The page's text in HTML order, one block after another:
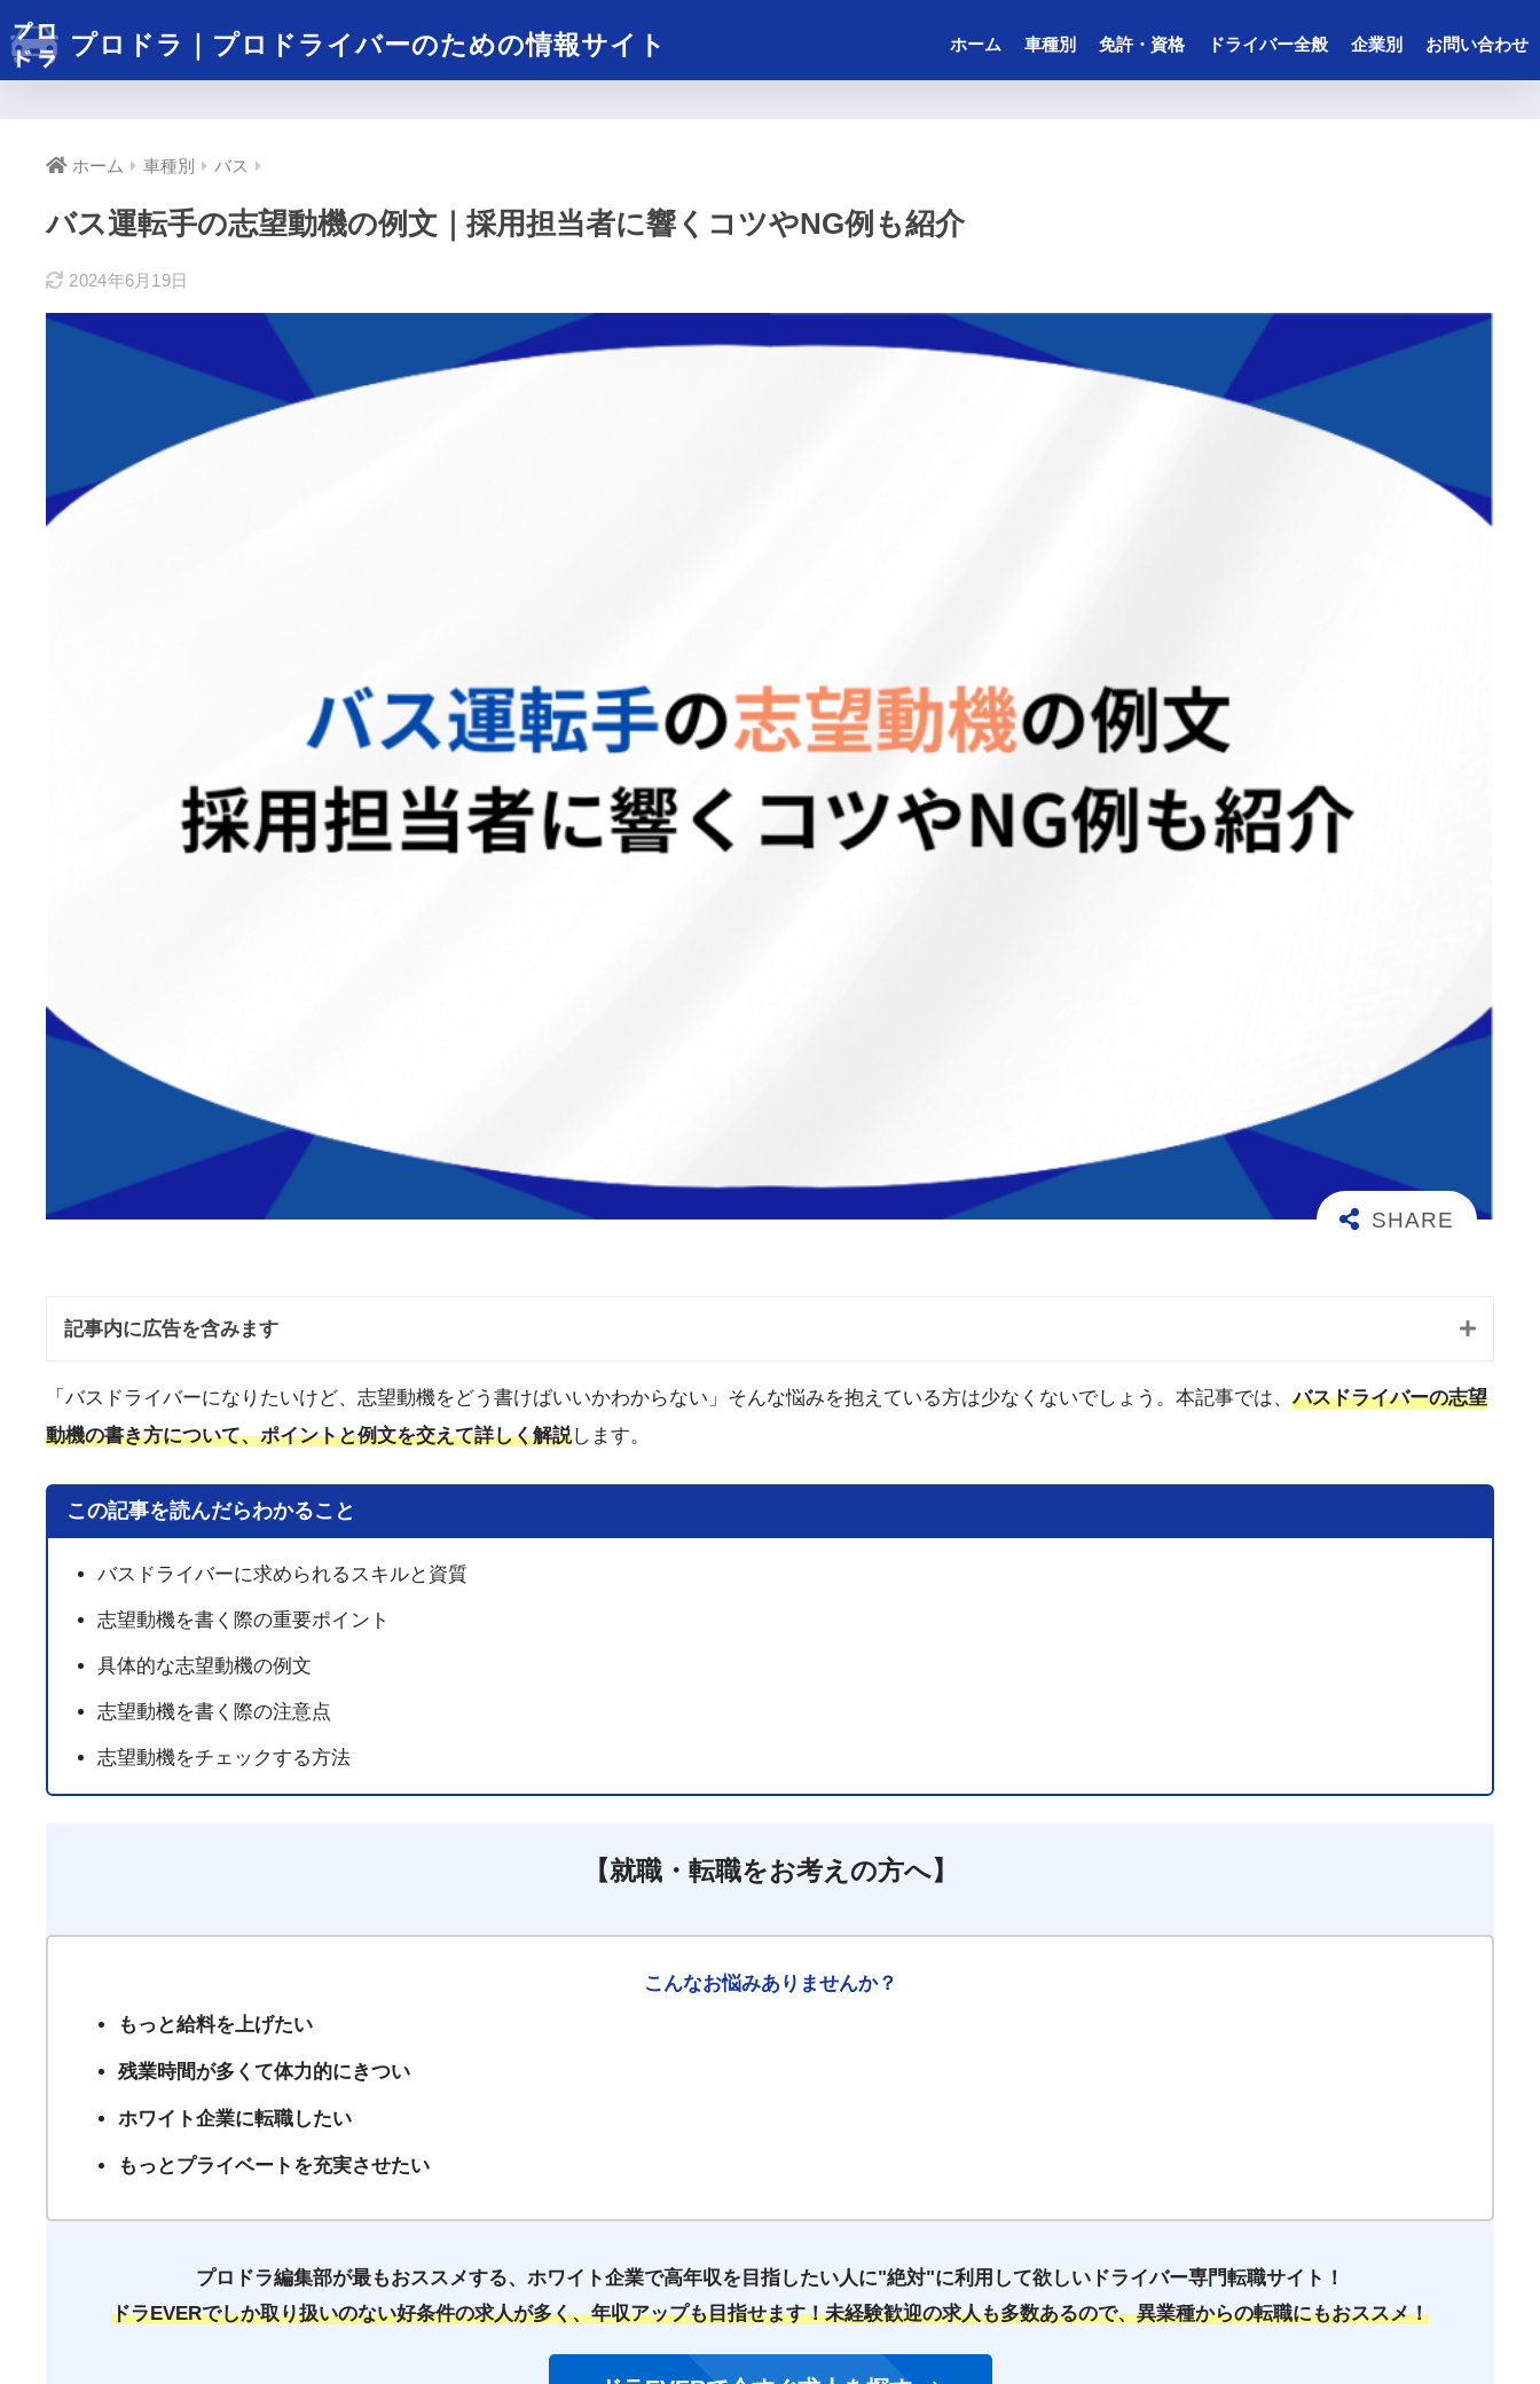
プロドラ｜プロドライバーのための情報サイト ホーム 車種別 免許・資格 ドライバー全般 企業別 お問い合わせ
ホーム 車種別 バス
バス運転手の志望動機の例文｜採用担当者に響くコツやNG例も紹介
2024年6月19日
記事内に広告を含みます
「バスドライバーになりたいけど、志望動機をどう書けばいいかわからない」そんな悩みを抱えている方は少なくないでしょう。本記事では、バスドライバーの志望
動機の書き方について、ポイントと例文を交えて詳しく解説します。
この記事を読んだらわかること
バスドライバーに求められるスキルと資質
志望動機を書く際の重要ポイント
具体的な志望動機の例文
志望動機を書く際の注意点
志望動機をチェックする方法
【就職・転職をお考えの方へ】
こんなお悩みありませんか？
もっと給料を上げたい
残業時間が多くて体力的にきつい
ホワイト企業に転職したい
もっとプライベートを充実させたい
プロドラ編集部が最もおススメする、ホワイト企業で高年収を目指したい人に"絶対"に利用して欲しいドライバー専門転職サイト！
ドラEVERでしか取り扱いのない好条件の求人が多く、年収アップも目指せます！未経験歓迎の求人も多数あるので、異業種からの転職にもおススメ！